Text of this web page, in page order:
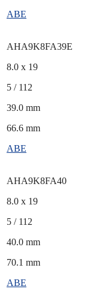
ABE
AHA9K8FA39E
8.0 x 19
5 / 112
39.0 mm
66.6 mm
ABE
AHA9K8FA40
8.0 x 19
5 / 112
40.0 mm
70.1 mm
ABE